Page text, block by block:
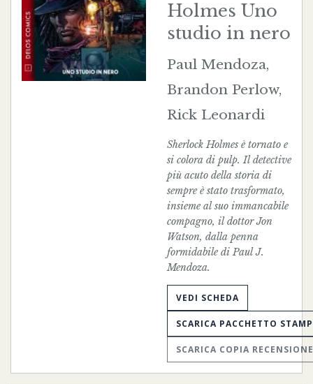
Holmes Uno
studio in nero
Paul Mendoza,
Brandon Perlow,
Rick Leonardi
Sherlock Holmes è tornato e
si colora di pulp. Il detective
più acuto della storia di
sempre è stato trasformato,
insieme al suo immancabile
compagno, il dottor Jon
Watson, dalla penna
formidabile di Paul J.
Mendoza.
VEDI SCHEDA
SCARICA PACCHETTO
SCARICA COPIA RECENSIONE